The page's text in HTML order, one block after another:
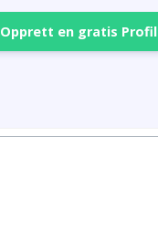
Opprett en gratis Profil